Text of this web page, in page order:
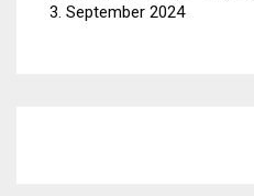
3. September 2024